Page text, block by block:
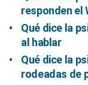
responden el
Qué dice la
al hablar
Qué dice la
rodeadas de